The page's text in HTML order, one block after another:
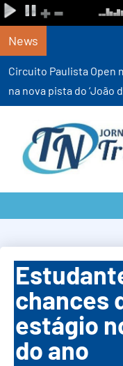
News
Circuito Paulista Open
na nova pista do ‘João
chances
estágio
do ano